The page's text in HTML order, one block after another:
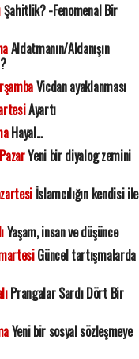
Şahitlik? -Fenomenal Bir
Aldatmanın/Aldanışın
Vicdan ayaklanması
Ayartı
Hayal...
Yeni bir diyalog zemini
İslamcılığın kendisi ile
Yaşam, insan ve düşünce
Güncel tartışmalarda
Prangalar Sardı Dört Bir
Yeni bir sosyal sözleşmeye